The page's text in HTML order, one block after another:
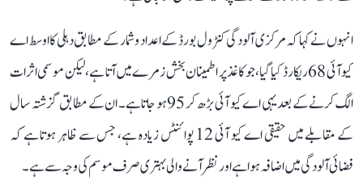
انہوں نے کہا کہ مرکزی آلودگی کنٹرول بورڈ کے اعداد و شمار کے مطابق دہلی کا اوسط اے
کیو آئی 68 ریکارڈ کیا گیا، جو کاغذ پر اطمینان بخش زمرے میں آتا ہے، لیکن موسمی اثرات
الگ کرنے کے بعد یہی اے کیو آئی بڑھ کر 95 ہو جاتا ہے۔ ان کے مطابق گزشتہ سال
کے مقابلے میں حقیقی اے کیو آئی 12 پوائنٹس زیادہ ہے، جس سے ظاہر ہوتا ہے کہ
فضائی آلودگی میں اضافہ ہوا ہے اور نظر آنے والی بہتری صرف موسم کی وجہ سے ہے۔